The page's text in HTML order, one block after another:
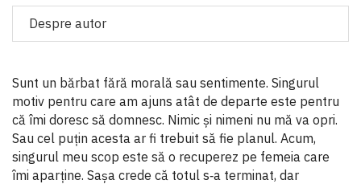
Despre autor
Sunt un bărbat fără morală sau sentimente. Singurul
motiv pentru care am ajuns atât de departe este pentru
că îmi doresc să domnesc. Nimic și nimeni nu mă va opri.
Sau cel puțin acesta ar fi trebuit să fie planul. Acum,
singurul meu scop este să o recuperez pe femeia care
îmi aparține. Sașa crede că totul s‑a terminat, dar